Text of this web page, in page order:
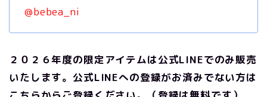
@bebea_ni
２０２６年度の限定アイテムは公式LINEでのみ販売
いたします。公式LINEへの登録がお済みでない方は